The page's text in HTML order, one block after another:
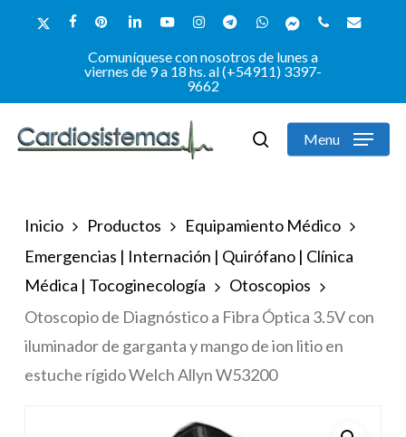
content
x-
facebookpinterestlinkedinyoutubeinstagramtelegramwhatsappmessengerphoneemail
Comuníquese con nosotros de lunes a
viernes de 9 a 18 hs. al (+54911) 3397-
9662
searchMenu
Inicio Productos
Equipamiento Médico
Emergencias | Internación | Quirófano | Clínica
Médica | Tocoginecología
Otoscopios
Otoscopio de Diagnóstico a Fibra Óptica 3.5V con
iluminador de garganta y mango de ion litio en
estuche rígido Welch Allyn W53200